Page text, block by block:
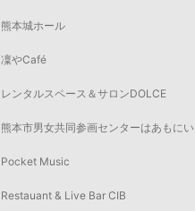
熊本城ホール
凜やCafé
レンタルスペース＆サロンDOLCE
熊本市男女共同参画センターはあもにい
Pocket Music
Restauant & Live Bar CIB